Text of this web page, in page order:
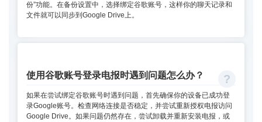
份”功能。在备份设置中，选择绑定谷歌账号，这样你的聊天记录和
文件就可以同步到Google Drive上。
使用谷歌账号登录电报时遇到问题怎么办？
如果在尝试绑定谷歌账号时遇到问题，首先确保你的设备已成功登
录Google账号。检查网络连接是否稳定，并尝试重新授权电报访问
Google Drive。如果问题仍然存在，尝试卸载并重新安装电报，或